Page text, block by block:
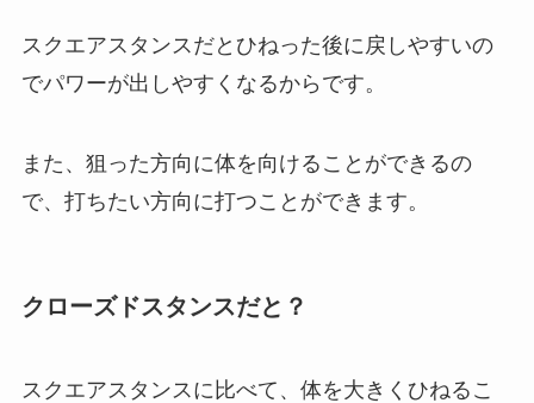
スクエアスタンスだとひねった後に戻しやすいの
でパワーが出しやすくなるからです。
また、狙った方向に体を向けることができるの
で、打ちたい方向に打つことができます。
クローズドスタンスだと？
スクエアスタンスに比べて、体を大きくひねるこ